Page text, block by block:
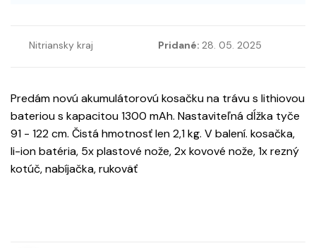
Nitriansky kraj Pridané: 28. 05. 2025
Predám novú akumulátorovú kosačku na trávu s lithiovou
bateriou s kapacitou 1300 mAh. Nastaviteľná dĺžka tyče
91 - 122 cm. Čistá hmotnosť len 2,1 kg. V balení. kosačka,
li-ion batéria, 5x plastové nože, 2x kovové nože, 1x rezný
kotúč, nabíjačka, rukoväť